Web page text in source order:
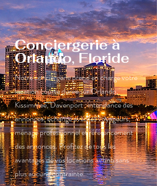
Conciergerie à
Orlando, Floride
Notre conciergerie prend en charge votre
location courte durée sur Orlando,
Kissimmee, Davenport : intendance des
annonces, échange avec les voyageurs,
ménage professionnel et référencement
des annonces. Profitez de tous les
avantages de vos locations airbnb sans
plus aucune contrainte.